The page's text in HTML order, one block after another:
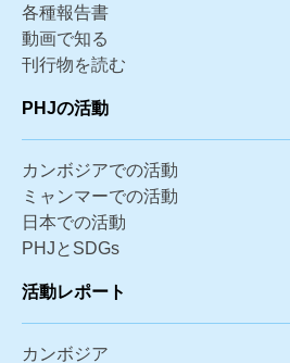
各種報告書
動画で知る
刊行物を読む
PHJの活動
カンボジアでの活動
ミャンマーでの活動
日本での活動
PHJとSDGs
活動レポート
カンボジア